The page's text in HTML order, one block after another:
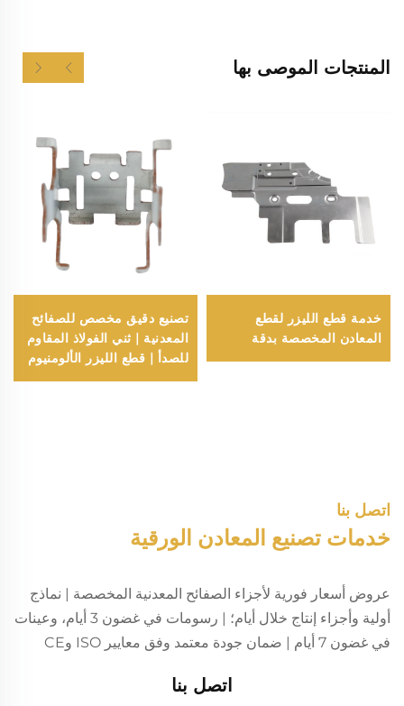
المنتجات الموصى بها
خدمة قطع الليزر لقطع
المعادن المخصصة بدقة
تصنيع دقيق مخصص للصفائح
المعدنية | ثني الفولاذ المقاوم
للصدأ | قطع الليزر الألومنيوم
| أجزاء الصفائح المعدنية
اتصل بنا
خدمات تصنيع المعادن الورقية
عروض أسعار فورية لأجزاء الصفائح المعدنية المخصصة | نماذج
أولية وأجزاء إنتاج خلال أيام؛ | رسومات في غضون 3 أيام، وعينات
في غضون 7 أيام | ضمان جودة معتمد وفق معايير ISO وCE
اتصل بنا